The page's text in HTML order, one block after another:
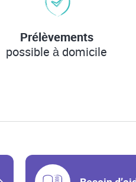
Prélèvements
possible à domicile